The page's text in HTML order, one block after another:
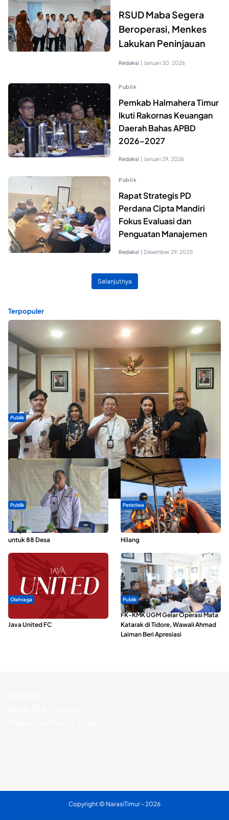
RSUD Maba Segera
Beroperasi, Menkes
Lakukan Peninjauan
Redaksi | Januari 30, 2026
Publik
Pemkab Halmahera Timur
Ikuti Rakornas Keuangan
Daerah Bahas APBD
2026–2027
Redaksi | Januari 29, 2026
Publik
Rapat Strategis PD
Perdana Cipta Mandiri
Fokus Evaluasi dan
Penguatan Manajemen
Redaksi | Desember 29, 2025
Selanjutnya
Terpopuler
Publik
Dua Talenta Muda Ternate Wakili Maluku Utara di Gita Bahana
Nusantara 2026
Publik
ABDESI Morotai Apresiasi
Penyaluran ADD Rp3,13 Miliar
untuk 88 Desa
Peristiwa
Dua Longboat Bertabrakan di
Perairan Taliabu, Satu Nelayan
Hilang
Olahraga
Dari Malut United Berubah Jadi
Java United FC
Publik
FK-KMK UGM Gelar Operasi Mata
Katarak di Tidore, Wawali Ahmad
Laiman Beri Apresiasi
Copyright © NarasiTimur - 2026